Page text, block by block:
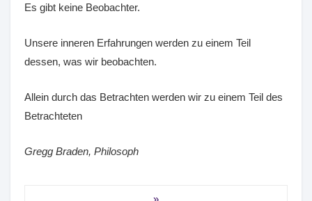
Es gibt keine Beobachter.
Unsere inneren Erfahrungen werden zu einem Teil
dessen, was wir beobachten.
Allein durch das Betrachten werden wir zu einem Teil des
Betrachteten
Gregg Braden, Philosoph